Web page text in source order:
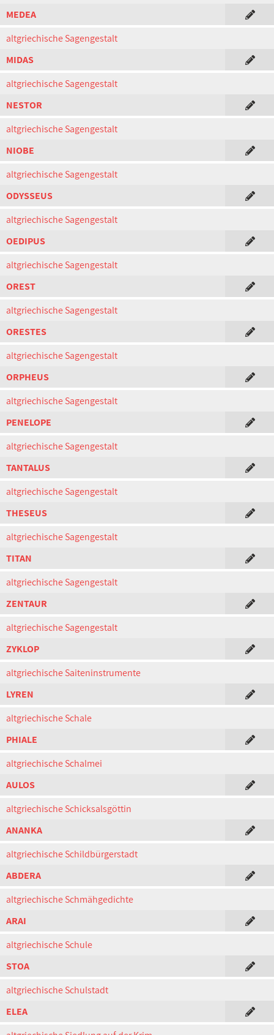
MEDEA
altgriechische Sagengestalt
MIDAS
altgriechische Sagengestalt
NESTOR
altgriechische Sagengestalt
NIOBE
altgriechische Sagengestalt
ODYSSEUS
altgriechische Sagengestalt
OEDIPUS
altgriechische Sagengestalt
OREST
altgriechische Sagengestalt
ORESTES
altgriechische Sagengestalt
ORPHEUS
altgriechische Sagengestalt
PENELOPE
altgriechische Sagengestalt
TANTALUS
altgriechische Sagengestalt
THESEUS
altgriechische Sagengestalt
TITAN
altgriechische Sagengestalt
ZENTAUR
altgriechische Sagengestalt
ZYKLOP
altgriechische Saiteninstrumente
LYREN
altgriechische Schale
PHIALE
altgriechische Schalmei
AULOS
altgriechische Schicksalsgöttin
ANANKA
altgriechische Schildbürgerstadt
ABDERA
altgriechische Schmähgedichte
ARAI
altgriechische Schule
STOA
altgriechische Schulstadt
ELEA